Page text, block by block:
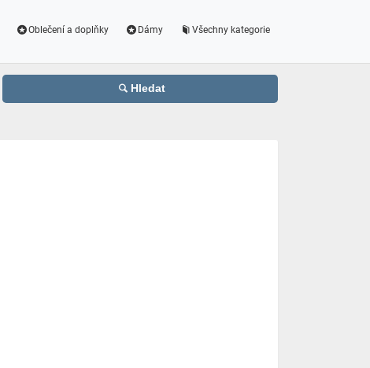
Oblečení a doplňky Dámy Všechny kategorie
Hledat